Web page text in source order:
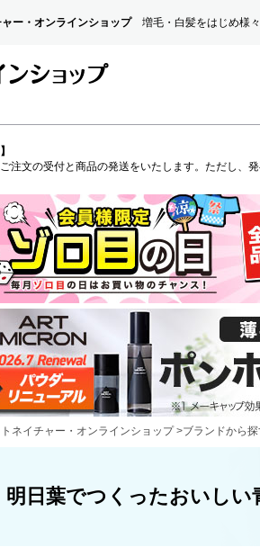
ー・オンラインショップ 増毛・白髪をはじめ様
ネイチャー・オンラインショップ >ブランドから
明日葉でつくったおいしい